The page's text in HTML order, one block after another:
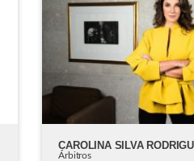
CAROLINA SILVA
Árbitros